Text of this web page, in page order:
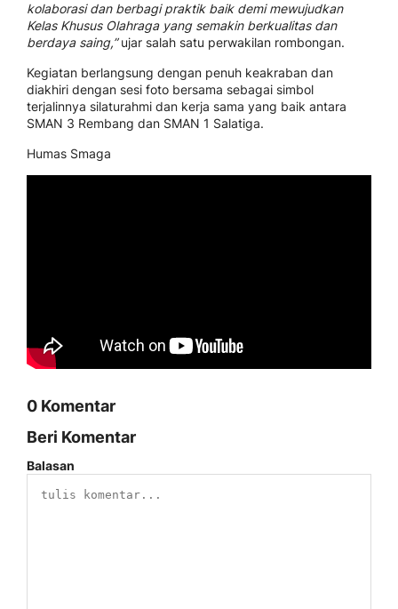
kolaborasi dan berbagi praktik baik demi mewujudkan
Kelas Khusus Olahraga yang semakin berkualitas dan
berdaya saing,”ujar salah satu perwakilan rombongan.
Kegiatan berlangsung dengan penuh keakraban dan
diakhiri dengan sesi foto bersama sebagai simbol
terjalinnya silaturahmi dan kerja sama yang baik antara
SMAN 3 Rembang dan SMAN 1 Salatiga.
Humas Smaga
0 Komentar
Beri Komentar
Balasan